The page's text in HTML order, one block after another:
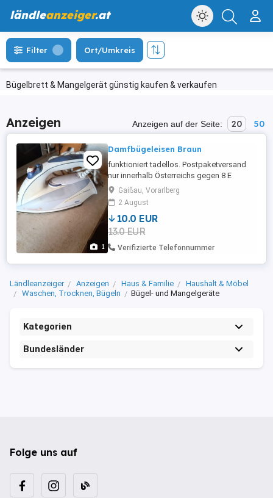
ländleanzeiger.at
Bügelbrett & Mangelgerät günstig kaufen & verkaufen
Filter Ort/Umkreis
Anzeigen Anzeigen auf der Seite: 20 50
1
Damfbügeleisen Braun
funktioniert tadellos. Postpaketversand
nur innerhalb Österreichs gegen 8 E
Aufpreis möglich
Gaißau, Vorarlberg
2 August
10.0 EUR
13.0 EUR
Verifizierte Telefonnummer
Ländleanzeiger Anzeigen Haus & Familie
Haushalt & Möbel
Waschen, Trocknen, Bügeln
Bügel- und Mangelgeräte
Kategorien
Bundesländer
Folge uns auf